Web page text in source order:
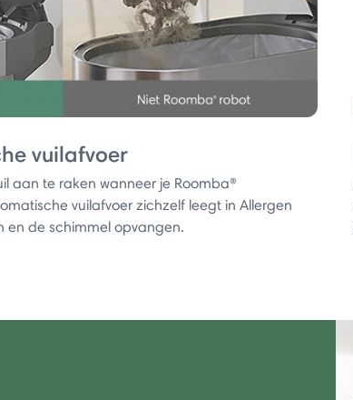
vuilafvoer
aan te raken wanneer je Roomba®
vuilafvoer zichzelf leegt in Allergen
en de schimmel opvangen.